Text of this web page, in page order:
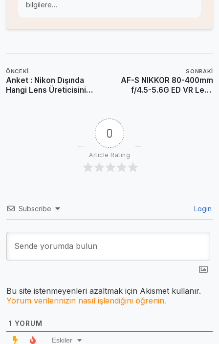
bilgilere…
ÖNCEKI
Anket : Nikon Dışında
Hangi Lens Üreticisini
SONRAKI
AF-S NIKKOR 80-400mm
f/4.5-5.6G ED VR Lens
0
Article Rating
Subscribe Login
Bu site istenmeyenleri azaltmak için Akismet kullanır.
Yorum verilerinizin nasıl işlendiğini öğrenin.
1 YORUM
Eskiler